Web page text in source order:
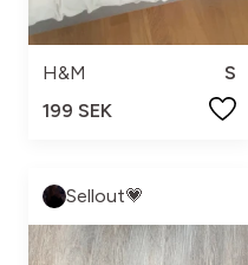
H&M
S
199 SEK
Sellout💗